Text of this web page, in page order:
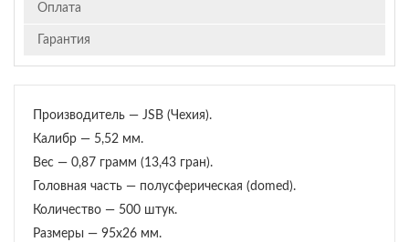
Оплата
Гарантия
Производитель — JSB (Чехия).
Калибр — 5,52 мм.
Вес — 0,87 грамм (13,43 гран).
Головная часть — полусферическая (domed).
Количество — 500 штук.
Размеры — 95х26 мм.